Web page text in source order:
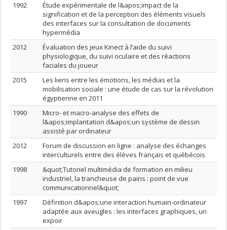
1992
Étude expérimentale de l&apos;impact de la
signification et de la perception des éléments visuels
des interfaces sur la consultation de documents
hypermédia
2012
Évaluation des jeux Kinect à l’aide du suivi
physiologique, du suivi oculaire et des réactions
faciales du joueur
2015
Les liens entre les émotions, les médias et la
mobilisation sociale : une étude de cas sur la révolution
égyptienne en 2011
1990
Micro- et macro-analyse des effets de
l&apos;implantation d&apos;un système de dessin
assisté par ordinateur
2012
Forum de discussion en ligne : analyse des échanges
interculturels entre des élèves français et québécois
1998
&quot;Tutoriel multimédia de formation en milieu
industriel, la trancheuse de pains : point de vue
communicationnel&quot;
1997
Définition d&apos;une interaction humain-ordinateur
adaptée aux aveugles : les interfaces graphiques, un
expoir